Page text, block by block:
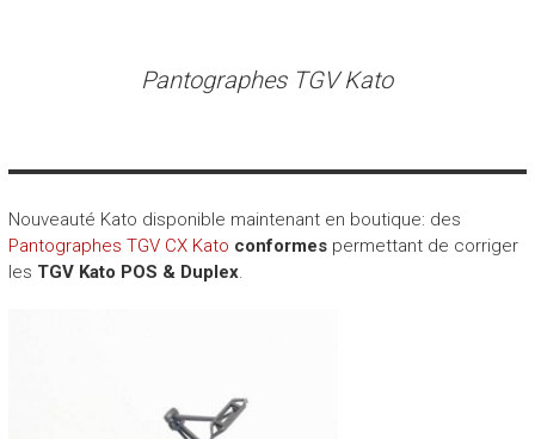
Pantographes TGV Kato
Nouveauté Kato disponible maintenant en boutique: des
Pantographes TGV CX Kato conformespermettant de corriger
les TGV Kato POS & Duplex.